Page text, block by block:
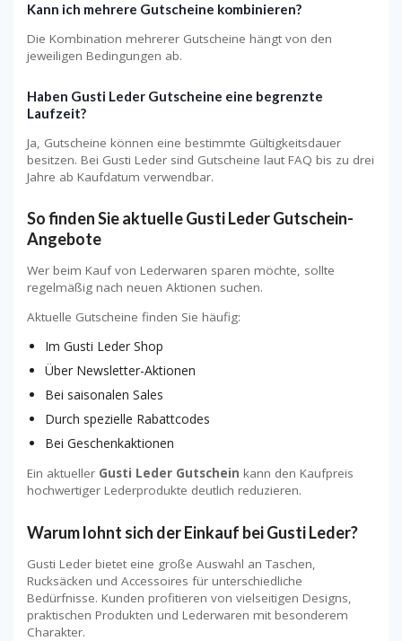
Kann ich mehrere Gutscheine kombinieren?
Die Kombination mehrerer Gutscheine hängt von den
jeweiligen Bedingungen ab.
Haben Gusti Leder Gutscheine eine begrenzte
Laufzeit?
Ja, Gutscheine können eine bestimmte Gültigkeitsdauer
besitzen. Bei Gusti Leder sind Gutscheine laut FAQ bis zu drei
Jahre ab Kaufdatum verwendbar.
So finden Sie aktuelle Gusti Leder Gutschein-
Angebote
Wer beim Kauf von Lederwaren sparen möchte, sollte
regelmäßig nach neuen Aktionen suchen.
Aktuelle Gutscheine finden Sie häufig:
Im Gusti Leder Shop
Über Newsletter-Aktionen
Bei saisonalen Sales
Durch spezielle Rabattcodes
Bei Geschenkaktionen
Ein aktueller Gusti Leder Gutschein kann den Kaufpreis
hochwertiger Lederprodukte deutlich reduzieren.
Warum lohnt sich der Einkauf bei Gusti Leder?
Gusti Leder bietet eine große Auswahl an Taschen,
Rucksäcken und Accessoires für unterschiedliche
Bedürfnisse. Kunden profitieren von vielseitigen Designs,
praktischen Produkten und Lederwaren mit besonderem
Charakter.